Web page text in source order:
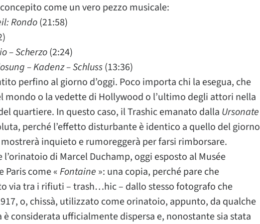
come un vero pezzo musicale:
Rondo(21:58)
– Scherzo(2:24)
– Kadenz – Schluss(13:36)
perfino al giorno d’oggi. Poco importa chi la esegua, che
mondo o la vedette di Hollywood o l’ultimo degli attori nella
quartiere. In questo caso, il Trashic emanato dalla Ursonate
perché l’effetto disturbante è identico a quello del giorno
inquieto e rumoreggerà per farsi rimborsare.
l’orinatoio di Marcel Duchamp, oggi esposto al Musée
Paris come «Fontaine »: una copia, perché pare che
via tra i rifiuti – trash…hic – dallo stesso fotografo che
o, chissà, utilizzato come orinatoio, appunto, da qualche
è considerata ufficialmente dispersa e, nonostante sia stata